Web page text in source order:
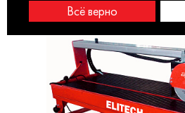
Всё верно